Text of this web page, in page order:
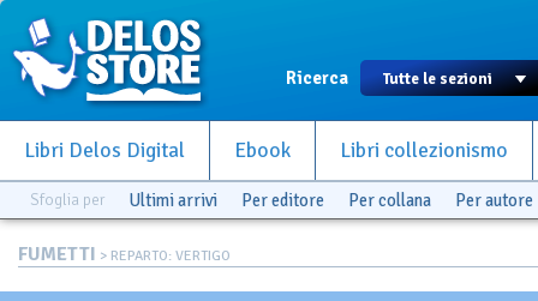
Ricerca
Libri Delos Digital Ebook Libri collezionismo
Sfoglia per Ultimi arrivi Per editore Per collana Per autore
FUMETTI > REPARTO: VERTIGO